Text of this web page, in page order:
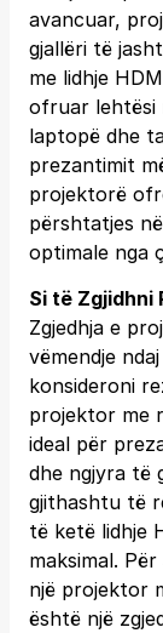
avancuar,
gjallëri të
me lidhje
ofruar lehtësi
laptopë dhe
prezantimit
projektorë
përshtatjes
optimale nga
Si të Zgjidhni
Zgjedhja e
vëmendje
konsideroni
projektor me
ideal për
dhe ngjyra të
gjithashtu të
të ketë lidhje
maksimal.
një projektor
është një